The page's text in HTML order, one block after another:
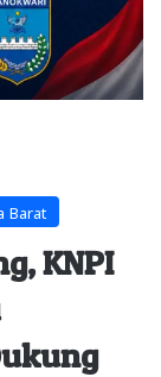
Barat
KNPI